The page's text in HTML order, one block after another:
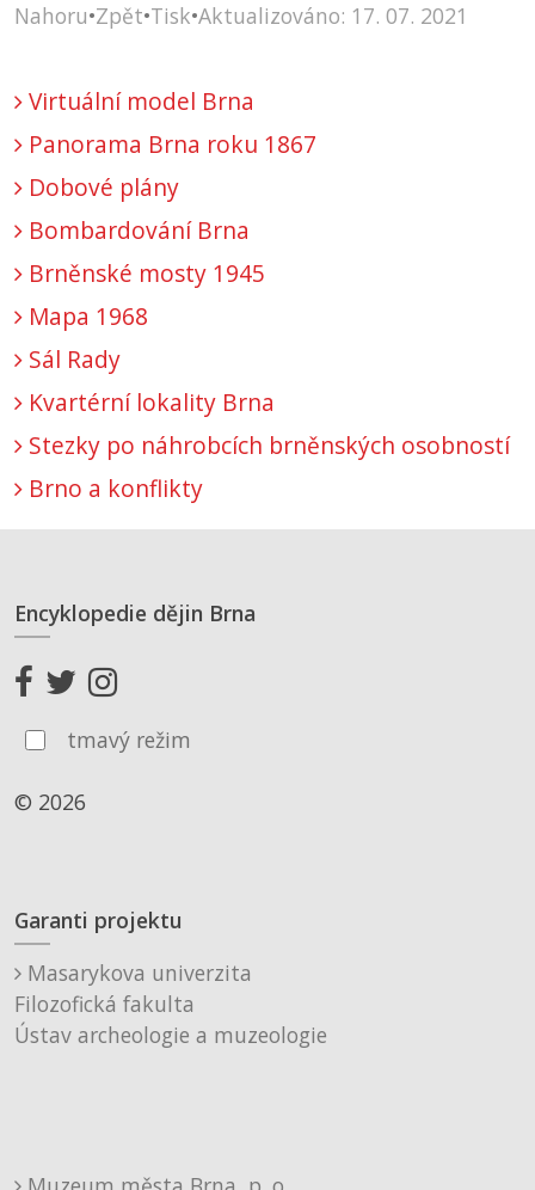
Nahoru•Zpět•Tisk•Aktualizováno: 17. 07. 2021
Virtuální model Brna
Panorama Brna roku 1867
Dobové plány
Bombardování Brna
Brněnské mosty 1945
Mapa 1968
Sál Rady
Kvartérní lokality Brna
Stezky po náhrobcích brněnských osobností
Brno a konflikty
Encyklopedie dějin Brna
tmavý režim
© 2026
Garanti projektu
Masarykova univerzita
Filozofická fakulta
Ústav archeologie a muzeologie